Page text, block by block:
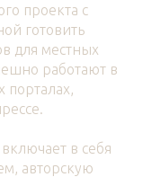
проекта с
готовить
для местных
работают в
порталах,
в себя
авторскую